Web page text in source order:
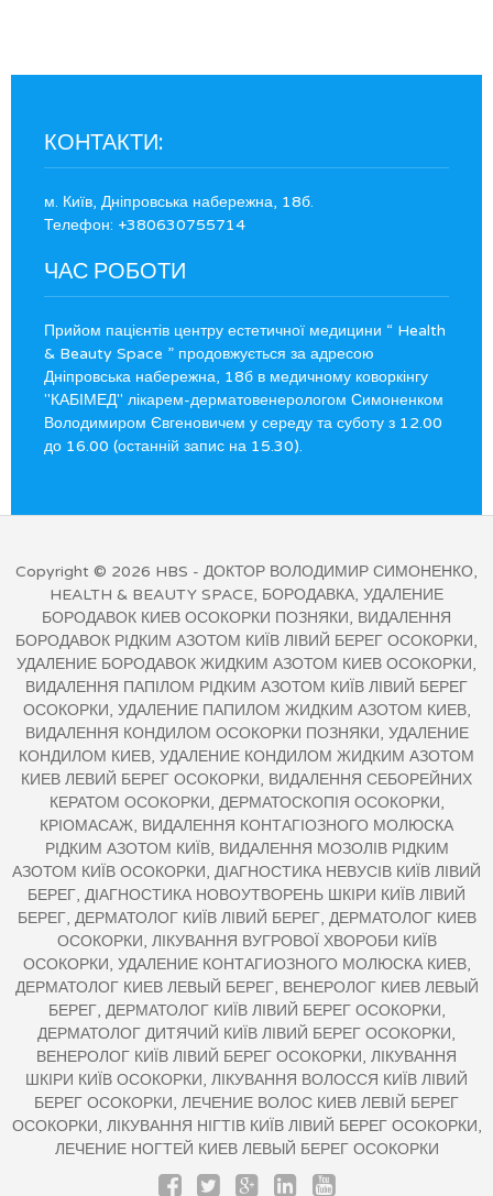
КОНТАКТИ:
м. Київ, Дніпровська набережна, 18б.
Телефон: +380630755714
ЧАС РОБОТИ
Прийом пацієнтів центру естетичної медицини “ Health
& Beauty Space ” продовжується за адресою
Дніпровська набережна, 18б в медичному коворкінгу
"КАБІМЕД" лікарем-дерматовенерологом Симоненком
Володимиром Євгеновичем у середу та суботу з 12.00
до 16.00 (останній запис на 15.30).
Copyright © 2026 HBS - ДОКТОР ВОЛОДИМИР СИМОНЕНКО,
HEALTH & BEAUTY SPACE, БОРОДАВКА, УДАЛЕНИЕ
БОРОДАВОК КИЕВ ОСОКОРКИ ПОЗНЯКИ, ВИДАЛЕННЯ
БОРОДАВОК РІДКИМ АЗОТОМ КИЇВ ЛІВИЙ БЕРЕГ ОСОКОРКИ,
УДАЛЕНИЕ БОРОДАВОК ЖИДКИМ АЗОТОМ КИЕВ ОСОКОРКИ,
ВИДАЛЕННЯ ПАПІЛОМ РІДКИМ АЗОТОМ КИЇВ ЛІВИЙ БЕРЕГ
ОСОКОРКИ, УДАЛЕНИЕ ПАПИЛОМ ЖИДКИМ АЗОТОМ КИЕВ,
ВИДАЛЕННЯ КОНДИЛОМ ОСОКОРКИ ПОЗНЯКИ, УДАЛЕНИЕ
КОНДИЛОМ КИЕВ, УДАЛЕНИЕ КОНДИЛОМ ЖИДКИМ АЗОТОМ
КИЕВ ЛЕВИЙ БЕРЕГ ОСОКОРКИ, ВИДАЛЕННЯ СЕБОРЕЙНИХ
КЕРАТОМ ОСОКОРКИ, ДЕРМАТОСКОПІЯ ОСОКОРКИ,
КРІОМАСАЖ, ВИДАЛЕННЯ КОНТАГІОЗНОГО МОЛЮСКА
РІДКИМ АЗОТОМ КИЇВ, ВИДАЛЕННЯ МОЗОЛІВ РІДКИМ
АЗОТОМ КИЇВ ОСОКОРКИ, ДІАГНОСТИКА НЕВУСІВ КИЇВ ЛІВИЙ
БЕРЕГ, ДІАГНОСТИКА НОВОУТВОРЕНЬ ШКІРИ КИЇВ ЛІВИЙ
БЕРЕГ, ДЕРМАТОЛОГ КИЇВ ЛІВИЙ БЕРЕГ, ДЕРМАТОЛОГ КИЕВ
ОСОКОРКИ, ЛІКУВАННЯ ВУГРОВОЇ ХВОРОБИ КИЇВ
ОСОКОРКИ, УДАЛЕНИЕ КОНТАГИОЗНОГО МОЛЮСКА КИЕВ,
ДЕРМАТОЛОГ КИЕВ ЛЕВЫЙ БЕРЕГ, ВЕНЕРОЛОГ КИЕВ ЛЕВЫЙ
БЕРЕГ, ДЕРМАТОЛОГ КИЇВ ЛІВИЙ БЕРЕГ ОСОКОРКИ,
ДЕРМАТОЛОГ ДИТЯЧИЙ КИЇВ ЛІВИЙ БЕРЕГ ОСОКОРКИ,
ВЕНЕРОЛОГ КИЇВ ЛІВИЙ БЕРЕГ ОСОКОРКИ, ЛІКУВАННЯ
ШКІРИ КИЇВ ОСОКОРКИ, ЛІКУВАННЯ ВОЛОССЯ КИЇВ ЛІВИЙ
БЕРЕГ ОСОКОРКИ, ЛЕЧЕНИЕ ВОЛОС КИЕВ ЛЕВІЙ БЕРЕГ
ОСОКОРКИ, ЛІКУВАННЯ НІГТІВ КИЇВ ЛІВИЙ БЕРЕГ ОСОКОРКИ,
ЛЕЧЕНИЕ НОГТЕЙ КИЕВ ЛЕВЫЙ БЕРЕГ ОСОКОРКИ